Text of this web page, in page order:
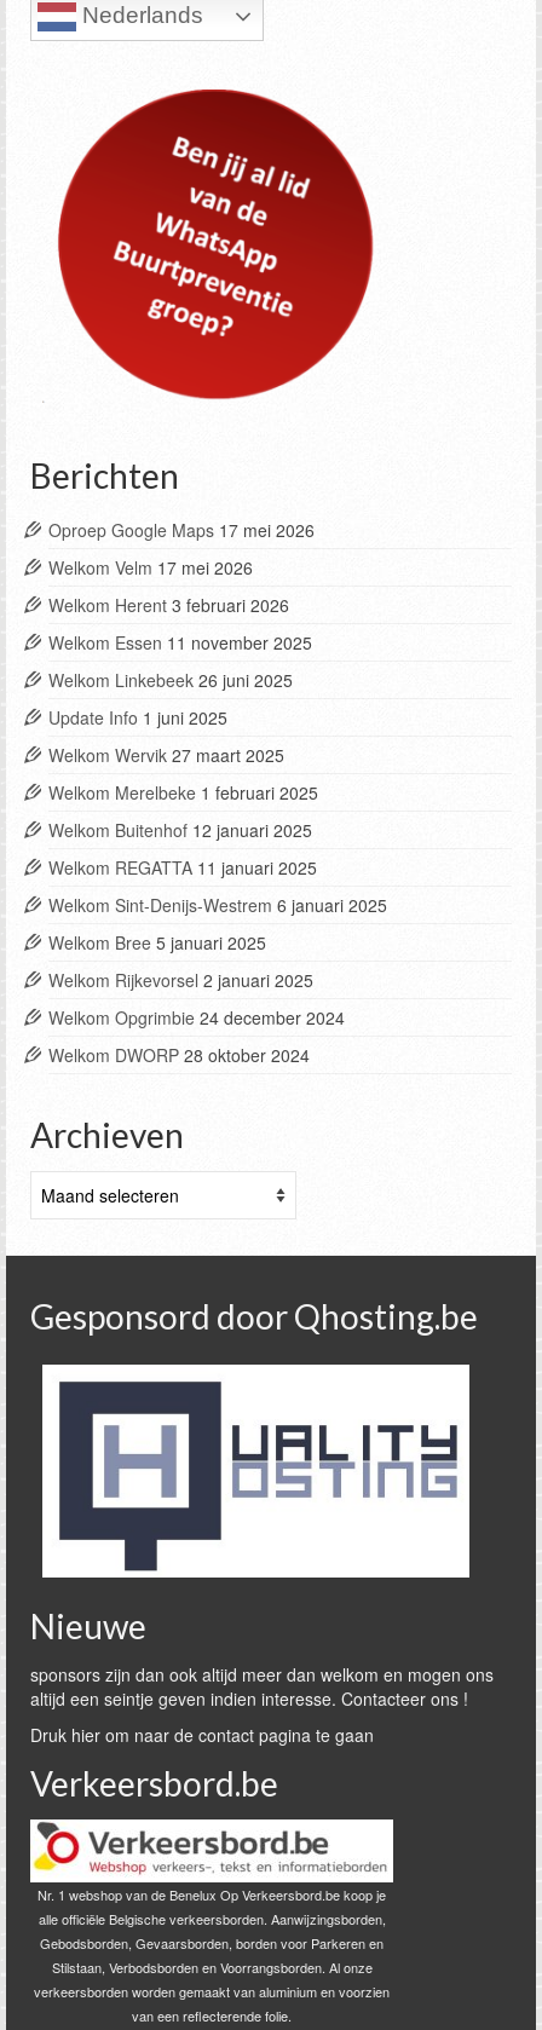
Nederlands
Berichten
Oproep Google Maps 17 mei 2026
Welkom Velm 17 mei 2026
Welkom Herent 3 februari 2026
Welkom Essen 11 november 2025
Welkom Linkebeek 26 juni 2025
Update Info 1 juni 2025
Welkom Wervik 27 maart 2025
Welkom Merelbeke 1 februari 2025
Welkom Buitenhof 12 januari 2025
Welkom REGATTA 11 januari 2025
Welkom Sint-Denijs-Westrem 6 januari 2025
Welkom Bree 5 januari 2025
Welkom Rijkevorsel 2 januari 2025
Welkom Opgrimbie 24 december 2024
Welkom DWORP 28 oktober 2024
Archieven
Gesponsord door Qhosting.be
Nieuwe
sponsors zijn dan ook altijd meer dan welkom en mogen ons
altijd een seintje geven indien interesse. Contacteer ons !
Druk hier om naar de contact pagina te gaan
Verkeersbord.be
Nr. 1 webshop van de Benelux Op Verkeersbord.be koop je
alle officiële Belgische verkeersborden. Aanwijzingsborden,
Gebodsborden, Gevaarsborden, borden voor Parkeren en
Stilstaan, Verbodsborden en Voorrangsborden. Al onze
verkeersborden worden gemaakt van aluminium en voorzien
van een reflecterende folie.